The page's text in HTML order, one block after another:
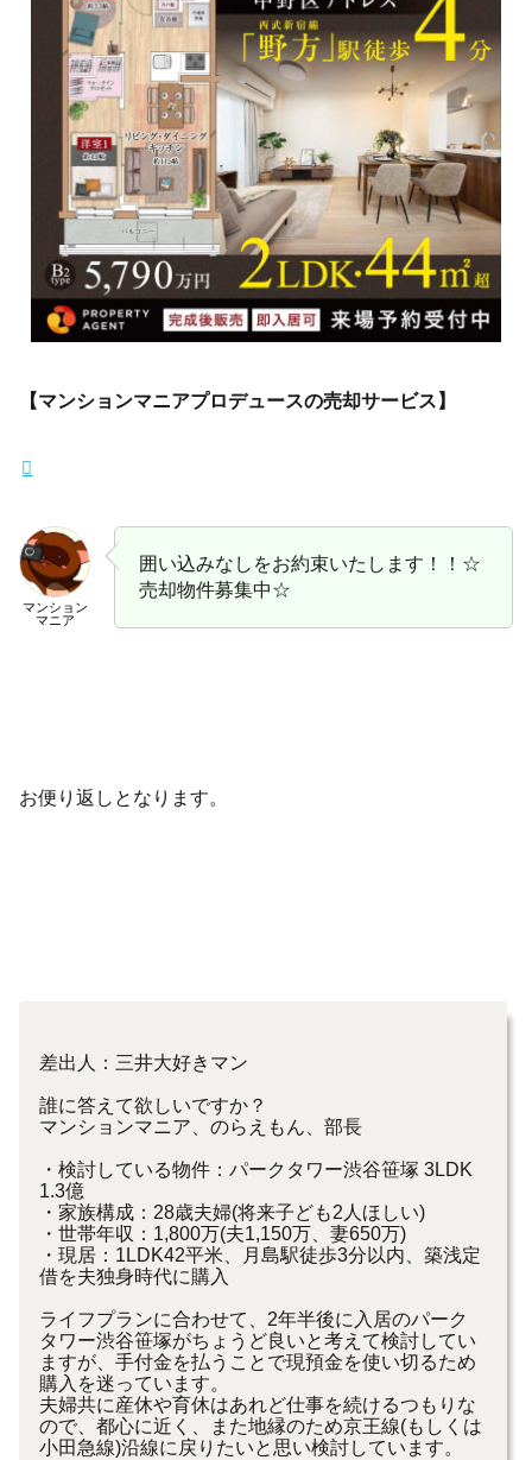
【マンションマニアプロデュースの売却サービス】
マンション
マニア
囲い込みなしをお約束いたします！！☆
売却物件募集中☆
お便り返しとなります。
差出人：三井大好きマン
誰に答えて欲しいですか？
マンションマニア、のらえもん、部長
・検討している物件：パークタワー渋谷笹塚 3LDK
1.3億
・家族構成：28歳夫婦(将来子ども2人ほしい)
・世帯年収：1,800万(夫1,150万、妻650万)
・現居：1LDK42平米、月島駅徒歩3分以内、築浅定
借を夫独身時代に購入
ライフプランに合わせて、2年半後に入居のパーク
タワー渋谷笹塚がちょうど良いと考えて検討してい
ますが、手付金を払うことで現預金を使い切るため
購入を迷っています。
夫婦共に産休や育休はあれど仕事を続けるつもりな
ので、都心に近く、また地縁のため京王線(もしくは
小田急線)沿線に戻りたいと思い検討しています。